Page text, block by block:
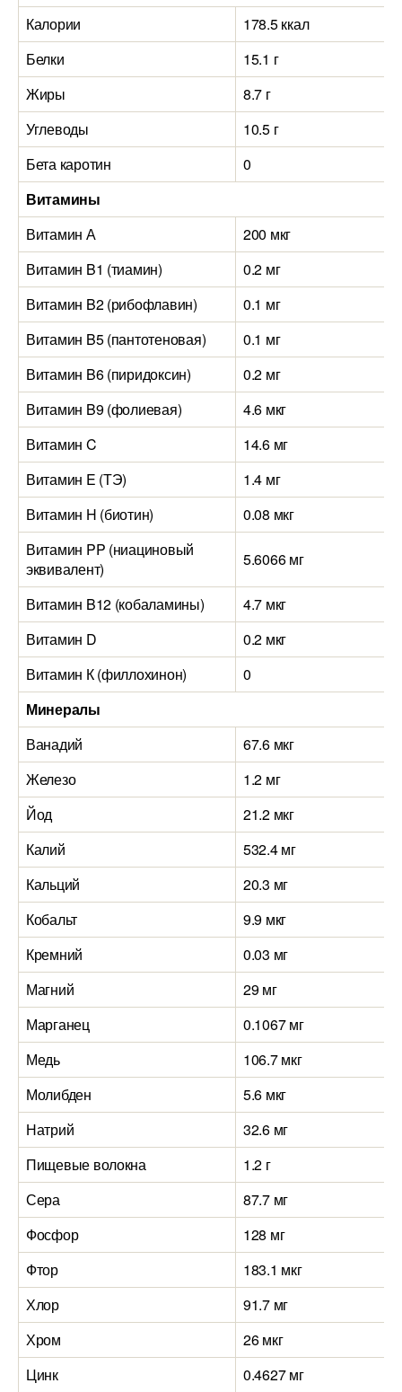
Калории
178.5 ккал
Белки
15.1 г
Жиры
8.7 г
Углеводы
10.5 г
Бета каротин
0
Витамины
Витамин А
200 мкг
Витамин B1 (тиамин)
0.2 мг
Витамин B2 (рибофлавин)
0.1 мг
Витамин B5 (пантотеновая)
0.1 мг
Витамин B6 (пиридоксин)
0.2 мг
Витамин B9 (фолиевая)
4.6 мкг
Витамин C
14.6 мг
Витамин E (ТЭ)
1.4 мг
Витамин H (биотин)
0.08 мкг
Витамин PP (ниациновый
эквивалент)
5.6066 мг
Витамин B12 (кобаламины)
4.7 мкг
Витамин D
0.2 мкг
Витамин К (филлохинон)
0
Минералы
Ванадий
67.6 мкг
Железо
1.2 мг
Йод
21.2 мкг
Калий
532.4 мг
Кальций
20.3 мг
Кобальт
9.9 мкг
Кремний
0.03 мг
Магний
29 мг
Марганец
0.1067 мг
Медь
106.7 мкг
Молибден
5.6 мкг
Натрий
32.6 мг
Пищевые волокна
1.2 г
Сера
87.7 мг
Фосфор
128 мг
Фтор
183.1 мкг
Хлор
91.7 мг
Хром
26 мкг
Цинк
0.4627 мг